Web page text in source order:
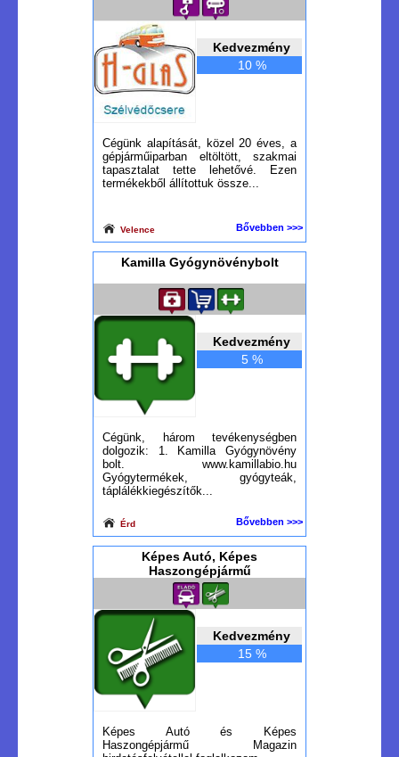
Kedvezmény
10 %
Cégünk alapítását, közel 20 éves, a
gépjárműiparban eltöltött, szakmai
tapasztalat tette lehetővé. Ezen
termékekből állítottuk össze...
Velence Bővebben >>>
Kamilla Gyógynövénybolt
Kedvezmény
5 %
Cégünk, három tevékenységben
dolgozik: 1. Kamilla Gyógynövény
bolt. www.kamillabio.hu
Gyógytermékek, gyógyteák,
táplálékkiegészítők...
Érd Bővebben >>>
Képes Autó, Képes
Haszongépjármű
Kedvezmény
15 %
Képes Autó és Képes
Haszongépjármű Magazin